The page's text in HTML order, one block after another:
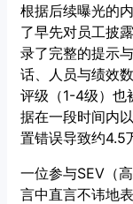
根据后续曝光的
了早先对员工披
录了完整的提示
话、人员与绩效
评级（1-4级）也
据在一段时间内
置错误导致约4.5
一位参与SEV（
言中直言不讳地